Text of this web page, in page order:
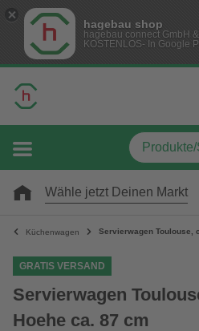
hagebau shop
hagebau connect GmbH
KOSTENLOS- In Google
Wähle jetzt Deinen Markt
Küchenwagen Servierwagen Toulouse,
GRATIS VERSAND
Servierwagen
Hoehe ca. 87 cm